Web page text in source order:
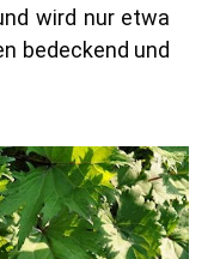
wird nur etwa
bedeckend und